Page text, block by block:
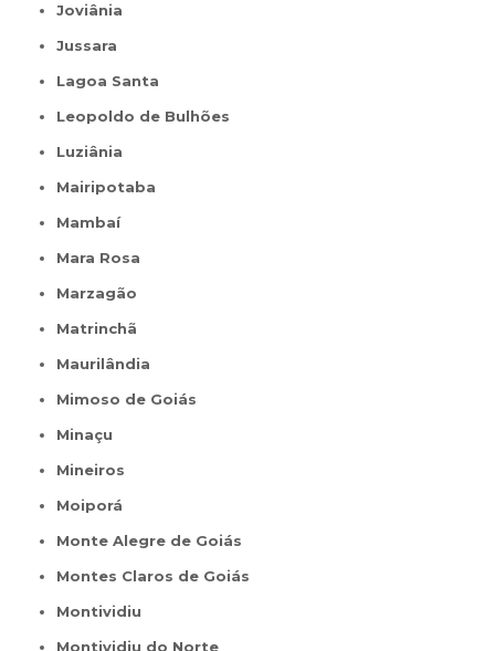
Joviânia
Jussara
Lagoa Santa
Leopoldo de Bulhões
Luziânia
Mairipotaba
Mambaí
Mara Rosa
Marzagão
Matrinchã
Maurilândia
Mimoso de Goiás
Minaçu
Mineiros
Moiporá
Monte Alegre de Goiás
Montes Claros de Goiás
Montividiu
Montividiu do Norte